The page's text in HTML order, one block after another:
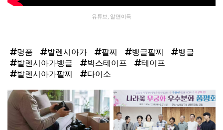
유튜브, 알면이득
명품 발렌시아가 팔찌 뱅글팔찌
뱅글
발렌시아가뱅글
박스테이프
테이프
발렌시아가팔찌
다이소
탑
라
인